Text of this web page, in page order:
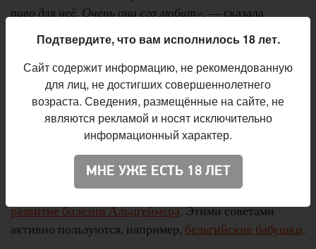
пиво для неё. Очень она его любит», — сказала
В 33 года Махер приехала в курортный город Блэкпул
на медовый месяц вместе со своим мужем, джазовым
пианистом, и осталась в нём навсегда. Она попала в
дом престарелых лишь в мае 2015 года после смерти
Ранее учёные отмечали, что умеренное употребление
может продлевать жизньипредотвращать
развитие болезни Альцгеймера. Этими советами
активно пользуются, например, бельгийские бабушки.
Подтвердите, что вам исполнилось 18 лет.
Сайт содержит информацию, не рекомендованную
для лиц, не достигших совершеннолетнего
возраста. Сведения, размещённые на сайте, не
являются рекламой и носят исключительно
информационный характер.
МНЕ УЖЕ ЕСТЬ 18 ЛЕТ